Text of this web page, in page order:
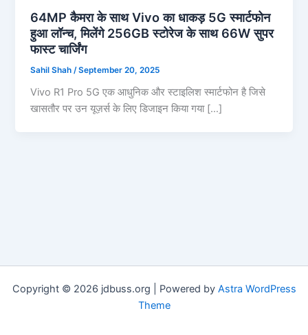
64MP कैमरा के साथ Vivo का धाकड़ 5G स्मार्टफोन
हुआ लॉन्च, मिलेंगे 256GB स्टोरेज के साथ 66W सुपर
फास्ट चार्जिंग
Sahil Shah /September 20, 2025
Vivo R1 Pro 5G एक आधुनिक और स्टाइलिश स्मार्टफोन है जिसे
खासतौर पर उन यूज़र्स के लिए डिजाइन किया गया […]
Copyright © 2026 jdbuss.org | Powered by Astra WordPress
Theme